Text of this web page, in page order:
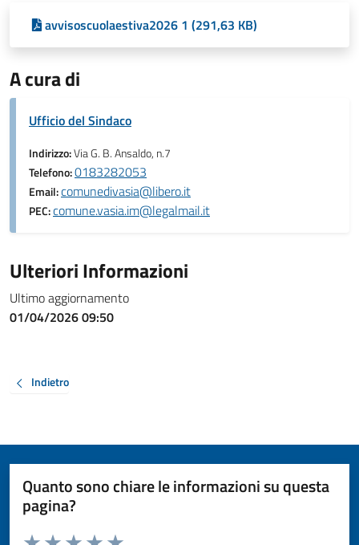
avvisoscuolaestiva2026 1 (291,63 KB)
A cura di
Ufficio del Sindaco
Indirizzo:Via G. B. Ansaldo, n.7
Telefono:0183282053
Email:comunedivasia@libero.it
PEC:comune.vasia.im@legalmail.it
Ulteriori Informazioni
Ultimo aggiornamento
01/04/2026 09:50
Indietro
Quanto sono chiare le informazioni su questa
pagina?
Valuta da 1 a 5 stelle la pagina